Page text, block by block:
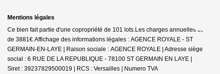
Mentions légales
Ce bien fait partie d'une copropriété de 101 lots.Les charges annuelles sont
de 3881€.Affichage des informations légales : AGENCE ROYALE - ST
GERMAIN-EN-LAYE | Raison sociale : AGENCE ROYALE | Adresse siège
social : 6 RUE DE LA REPUBLIQUE - 78100 ST GERMAIN EN LAYE |
Siret : 39237829500019 | RCS : Versailles | Numero TVA